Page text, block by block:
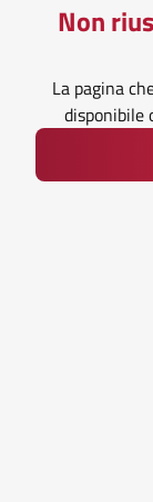
Non
La pagina
disponibile